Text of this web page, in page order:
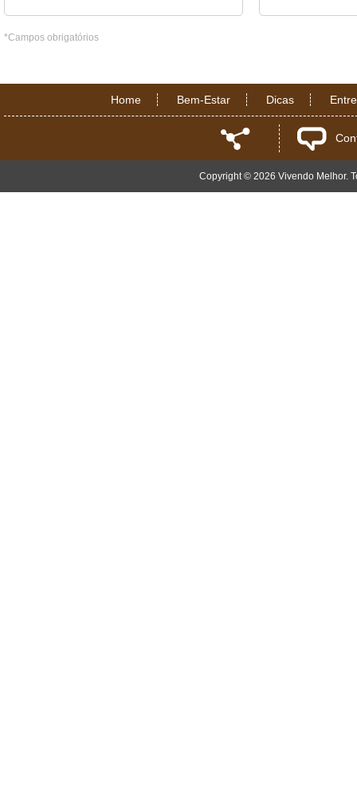
*Campos obrigatórios
Home Bem-Estar Dicas
Copyright © 2026 Vivendo Melhor.